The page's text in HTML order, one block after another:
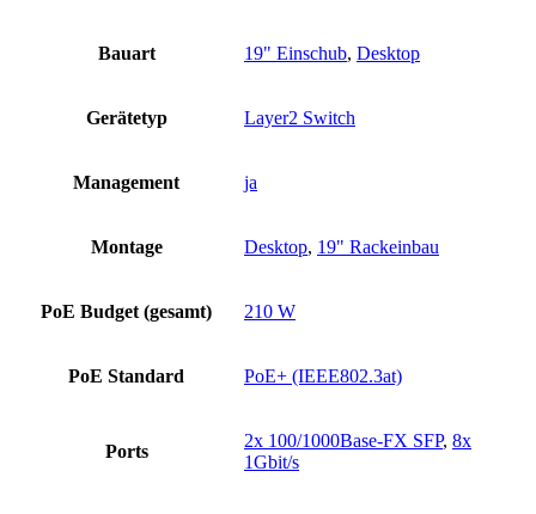
Bauart 19" Einschub, Desktop
Gerätetyp Layer2 Switch
Management ja
Montage Desktop, 19" Rackeinbau
PoE Budget (gesamt) 210 W
PoE Standard PoE+ (IEEE802.3at)
Ports
2x 100/1000Base-FX SFP, 8x
1Gbit/s